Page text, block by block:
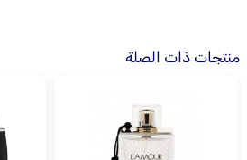
منتجات ذات الصلة